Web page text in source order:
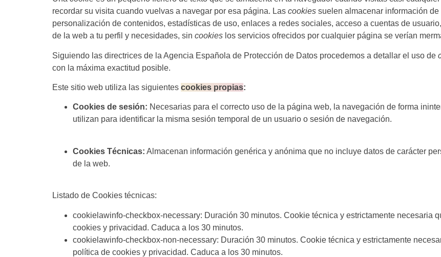
recordar su visita cuando vuelvas a navegar por esa página. Las cookies suelen almacenar información
personalización de contenidos, estadísticas de uso, enlaces a redes sociales, acceso a cuentas de
de la web a tu perfil y necesidades, sin cookies los servicios ofrecidos por cualquier página se verían
Siguiendo las directrices de la Agencia Española de Protección de Datos procedemos a detallar el uso de
con la máxima exactitud posible.
Este sitio web utiliza las siguientes cookies propias:
Cookies de sesión: Necesarias para el correcto uso de la página web, la navegación de forma
utilizan para identificar la misma sesión temporal de un usuario o sesión de navegación.
Cookies Técnicas: Almacenan información genérica y anónima que no incluye datos de carácter
de la web.
Listado de Cookies técnicas:
cookielawinfo-checkbox-necessary: Duración 30 minutos. Cookie técnica y estrictamente necesaria
cookies y privacidad. Caduca a los 30 minutos.
cookielawinfo-checkbox-non-necessary: Duración 30 minutos. Cookie técnica y estrictamente
política de cookies y privacidad. Caduca a los 30 minutos.